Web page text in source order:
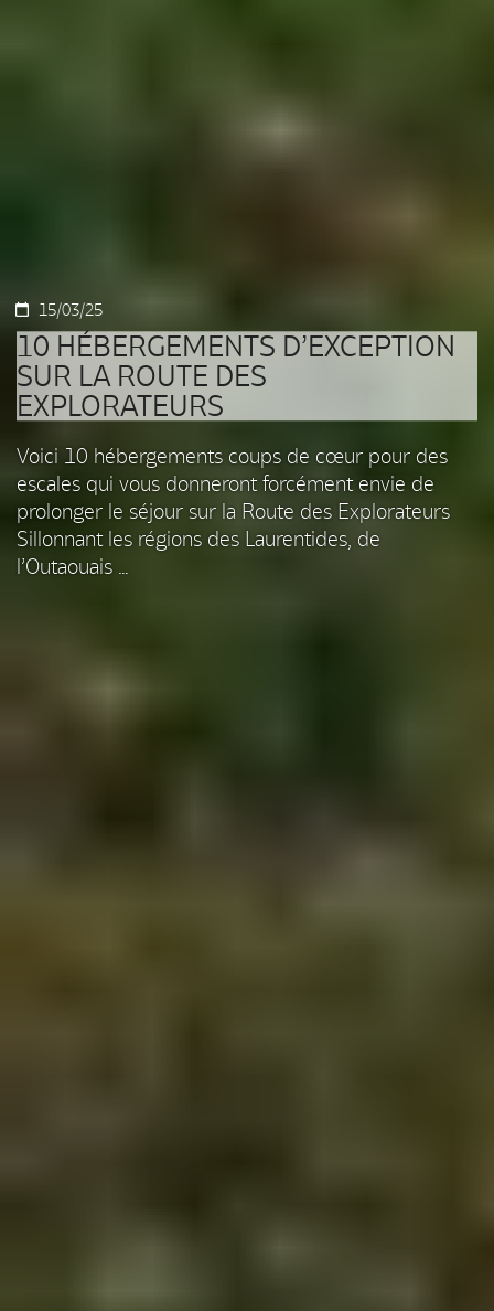
15/03/25
10 HÉBERGEMENTS D’EXCEPTION
SUR LA ROUTE DES
EXPLORATEURS
Voici 10 hébergements coups de cœur pour des
escales qui vous donneront forcément envie de
prolonger le séjour sur la Route des Explorateurs
Sillonnant les régions des Laurentides, de
l’Outaouais …